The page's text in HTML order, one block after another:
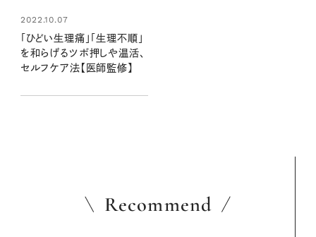
2022.10.07
「ひどい生理痛」「生理不順」
を和らげるツボ押しや温活、
セルフケア法【医師監修】
Recommend